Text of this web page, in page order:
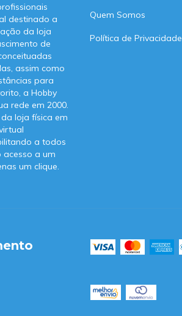
destinado a
da loja
de
assim como
para
a Hobby
rede em 2000.
loja física em
a todos
a um
um clique.
Quem Somos
Política de Privacidade